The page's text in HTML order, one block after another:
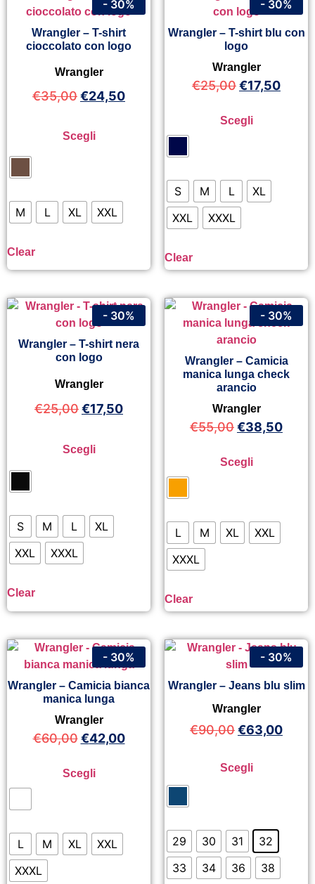
Wrangler – T-shirt
cioccolato con logo
Wrangler
€35,00€24,50
Scegli
M L XL XXL
Clear
- 30%
Wrangler – T-shirt blu con
logo
Wrangler
€25,00€17,50
Scegli
S M L
XL
XXL
XXXL
Clear
- 30%
Wrangler – T-shirt nera
con logo
Wrangler
€25,00€17,50
Scegli
S M L
XL
XXL
XXXL
Clear
- 30%
Wrangler – Camicia
manica lunga check
arancio
Wrangler
€55,00€38,50
Scegli
L M XL
XXL
XXXL
Clear
- 30%
Wrangler – Camicia bianca
manica lunga
Wrangler
€60,00 €42,00
Scegli
L M XL
XXL
XXXL
- 30%
Wrangler – Jeans blu slim
Wrangler
€90,00€63,00
Scegli
29 30 31
32
33
34 36 38
- 30%